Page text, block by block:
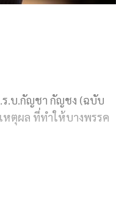
ร.บ.กัญชา กัญชง (ฉบับ
หตุผล ที่ทำให้บางพรรค
ธานคณะกรรมาธิการ
ว่า ทุกข้อห่วงใยนั้น ได้
แล้ว จึงไม่จำเป็นต้อง